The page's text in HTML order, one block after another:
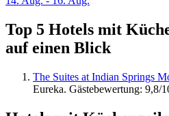
Top 5 Hotels mit
auf einen Blick
The Suites at Indian Springs
Eureka. Gästebewertung: